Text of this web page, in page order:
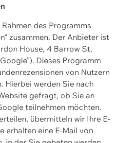
des Programms
zusammen. Der Anbieter ist
House, 4 Barrow St,
Dieses Programm
von Nutzern
Hierbei werden Sie nach
gefragt, ob Sie an
teilnehmen möchten.
übermitteln wir Ihre E-
erhalten eine E-Mail von